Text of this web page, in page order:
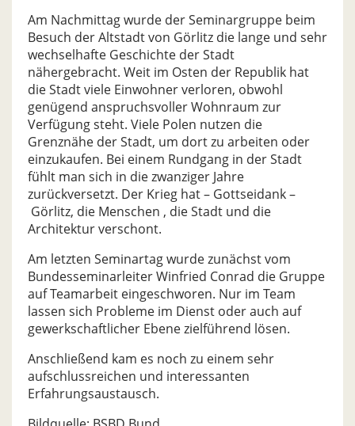
Am Nachmittag wurde der Seminargruppe beim
Besuch der Altstadt von Görlitz die lange und sehr
wechselhafte Geschichte der Stadt
nähergebracht. Weit im Osten der Republik hat
die Stadt viele Einwohner verloren, obwohl
genügend anspruchsvoller Wohnraum zur
Verfügung steht. Viele Polen nutzen die
Grenznähe der Stadt, um dort zu arbeiten oder
einzukaufen. Bei einem Rundgang in der Stadt
fühlt man sich in die zwanziger Jahre
zurückversetzt. Der Krieg hat – Gottseidank –
Görlitz, die Menschen , die Stadt und die
Architektur verschont.
Am letzten Seminartag wurde zunächst vom
Bundesseminarleiter Winfried Conrad die Gruppe
auf Teamarbeit eingeschworen. Nur im Team
lassen sich Probleme im Dienst oder auch auf
gewerkschaftlicher Ebene zielführend lösen.
Anschließend kam es noch zu einem sehr
aufschlussreichen und interessanten
Erfahrungsaustausch.